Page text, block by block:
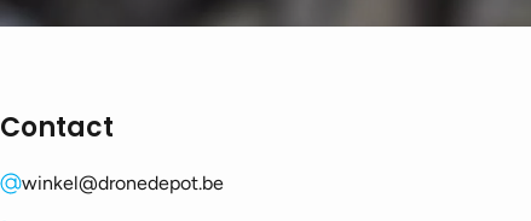
Contact
winkel@dronedepot.be